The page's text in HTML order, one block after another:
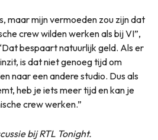
maar mijn vermoeden zou zijn dat
crew wilden werken als bij VI”,
bespaart natuurlijk geld. Als er
is dat niet genoeg tijd om
naar een andere studio. Dus als
heb je iets meer tijd en kan je
crew werken.”
bij RTL Tonight.